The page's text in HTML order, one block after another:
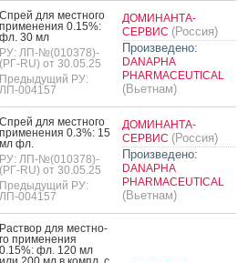
Спрей для мес­тно­го
при­мене­ния 0.15%:
фл. 30 мл
РУ: ЛП-№(010378)-
(РГ-RU) от 30.05.25
Предыдущий РУ:
ЛП-004157
ДОМИНАНТА-
СЕРВИС (Россия)
Произведено:
DANAPHA
PHARMACEUTICAL
(Вьетнам)
Спрей для мес­тно­го
при­мене­ния 0.3%: 15
мл фл.
РУ: ЛП-№(010378)-
(РГ-RU) от 30.05.25
Предыдущий РУ:
ЛП-004157
ДОМИНАНТА-
СЕРВИС (Россия)
Произведено:
DANAPHA
PHARMACEUTICAL
(Вьетнам)
Рас­твор для мес­тно­
го при­мене­ния
0.15%: фл. 120 мл